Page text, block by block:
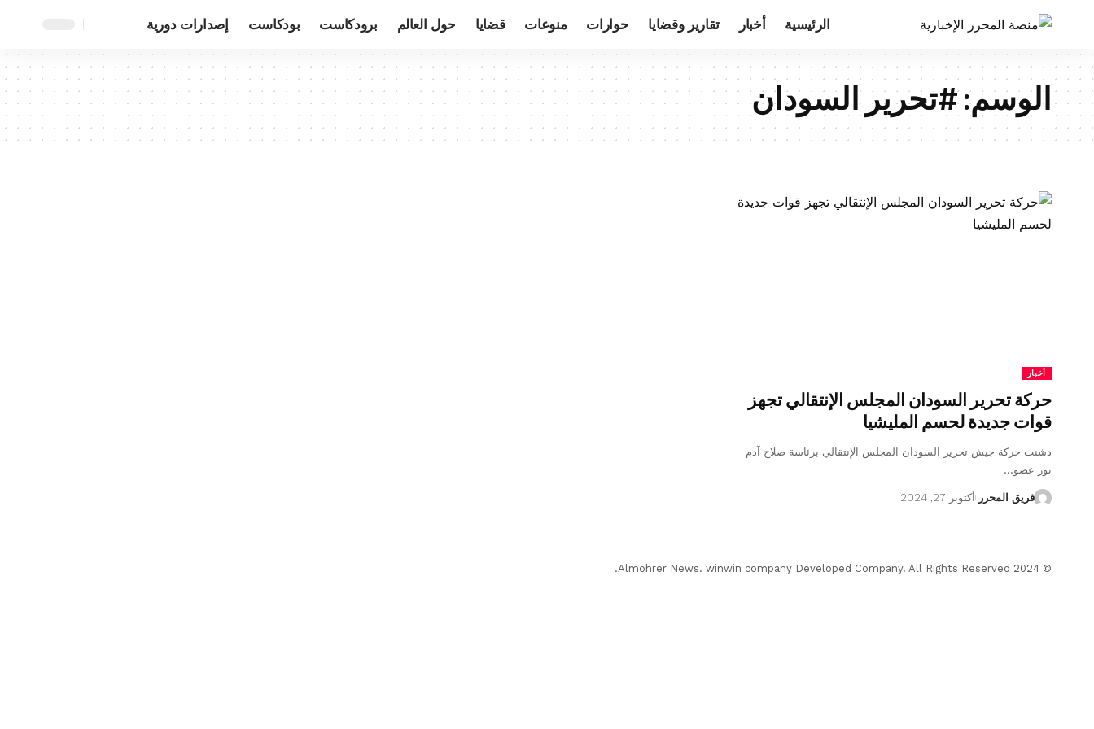
الرئيسية أخبار تقارير وقضايا حوارات منوعات قضايا حول العالم برودكاست بودكاست إصدارات دورية
الوسم:#تحرير السودان
أخبار
حركة تحرير السودان المجلس الإنتقالي تجهز
قوات جديدة لحسم المليشيا
دشنت حركة جيش تحرير السودان المجلس الإنتقالي برئاسة صلاح آدم
تور عضو…
فريق المحرر أكتوبر 27, 2024
© 2024 Almohrer News. winwin company Developed Company. All Rights Reserved.